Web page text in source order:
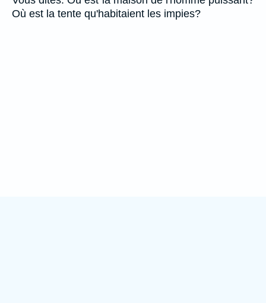
Où est la tente qu'habitaient les impies?